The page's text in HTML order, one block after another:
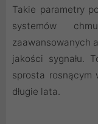
Takie parametry
systemów
zaawansowanych
jakości sygnału.
sprosta rosnącym
długie lata.